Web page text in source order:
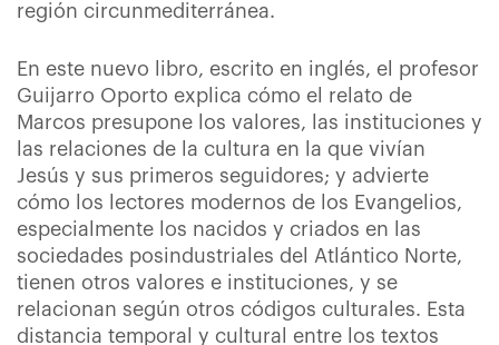
región circunmediterránea.
En este nuevo libro, escrito en inglés, el profesor
Guijarro Oporto explica cómo el relato de
Marcos presupone los valores, las instituciones y
las relaciones de la cultura en la que vivían
Jesús y sus primeros seguidores; y advierte
cómo los lectores modernos de los Evangelios,
especialmente los nacidos y criados en las
sociedades posindustriales del Atlántico Norte,
tienen otros valores e instituciones, y se
relacionan según otros códigos culturales. Esta
distancia temporal y cultural entre los textos